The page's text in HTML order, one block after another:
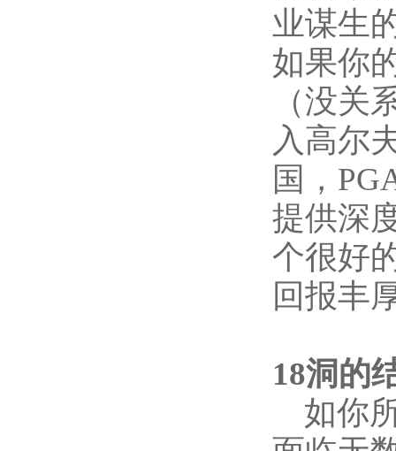
业谋生
如果你
（没关
入高尔
国，
提供深
个很好
回报丰
18洞的
如你